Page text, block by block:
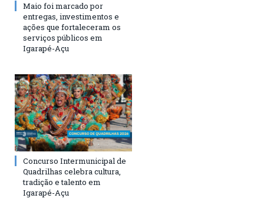
Maio foi marcado por
entregas, investimentos e
ações que fortaleceram os
serviços públicos em
Igarapé-Açu
Concurso Intermunicipal de
Quadrilhas celebra cultura,
tradição e talento em
Igarapé-Açu